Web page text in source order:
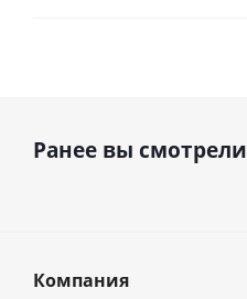
Ранее вы смотрели
Компания